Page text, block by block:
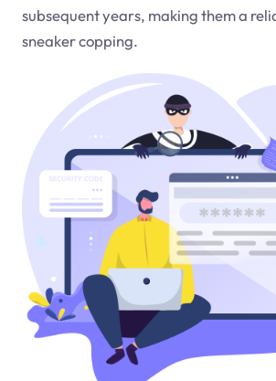
subsequent years, making them a
sneaker copping.